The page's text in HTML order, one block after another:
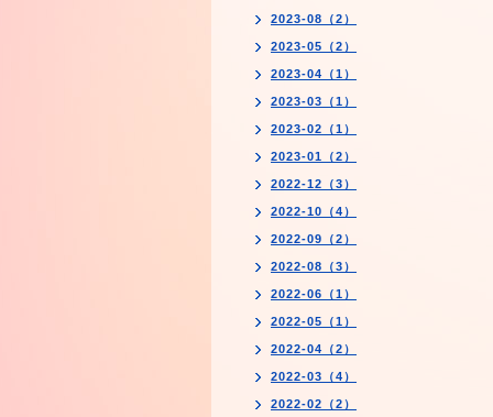
2023-08（2）
2023-05（2）
2023-04（1）
2023-03（1）
2023-02（1）
2023-01（2）
2022-12（3）
2022-10（4）
2022-09（2）
2022-08（3）
2022-06（1）
2022-05（1）
2022-04（2）
2022-03（4）
2022-02（2）